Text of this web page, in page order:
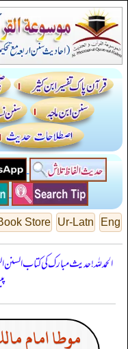
Eng
Ur-Latn
Store
الحمدللہ! حدیث مبارک کی کتاب
موطا امام